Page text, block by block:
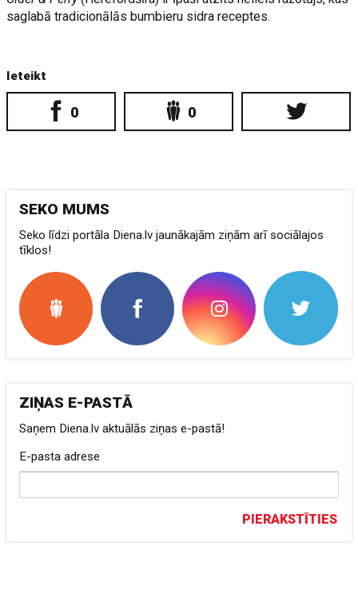
saglabā tradicionālās bumbieru sidra receptes.
Ieteikt
0 0
SEKO MUMS
Seko līdzi portāla Diena.lv jaunākajām ziņām arī sociālajos
tīklos!
ZIŅAS E-PASTĀ
Saņem Diena.lv aktuālās ziņas e-pastā!
E-pasta adrese
PIERAKSTĪTIES